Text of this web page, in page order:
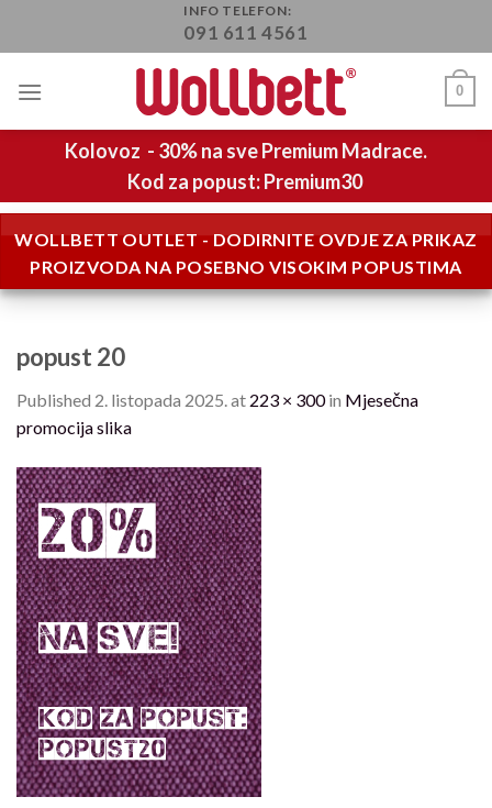
INFO TELEFON:
091 611 4561
0
Kolovoz - 30% na sve Premium Madrace.
Kod za popust: Premium30
WOLLBETT OUTLET - DODIRNITE OVDJE ZA PRIKAZ
PROIZVODA NA POSEBNO VISOKIM POPUSTIMA
popust 20
Published 2. listopada 2025. at 223 × 300in Mjesečna
promocija slika